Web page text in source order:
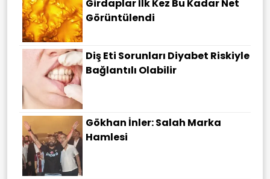
Girdaplar Ilk Kez Bu Kadar Net
Görüntülendi
Diş Eti Sorunları Diyabet Riskiyle
Bağlantılı Olabilir
Gökhan İnler: Salah Marka
Hamlesi